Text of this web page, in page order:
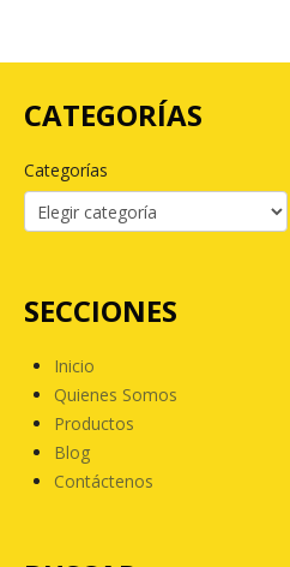
CATEGORÍAS
Categorías
SECCIONES
Inicio
Quienes Somos
Productos
Blog
Contáctenos